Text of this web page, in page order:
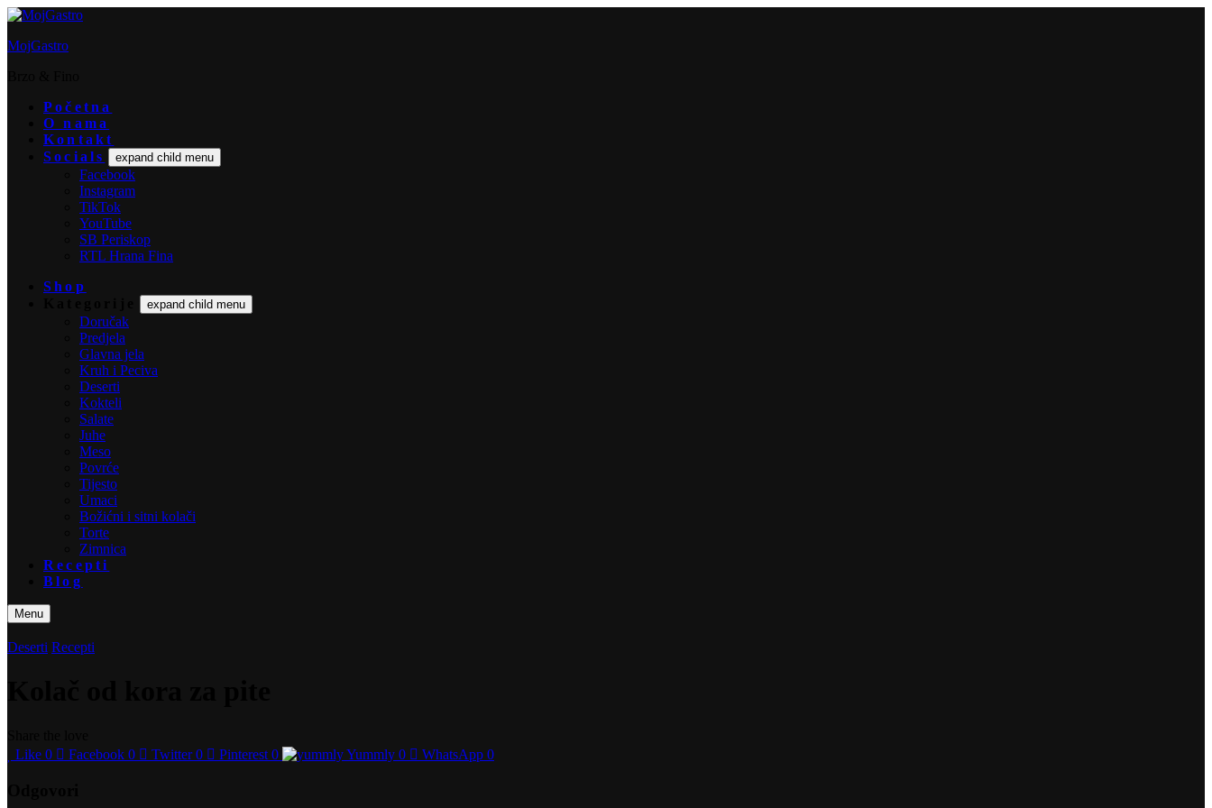
MojGastro
Početna
O nama
Kontakt
Socials
expand child menu
Facebook
Instagram
TikTok
YouTube
SB Periskop
RTL Hrana Fina
Shop
expand child menu
Doručak
Predjela
Glavna jela
Kruh i Peciva
Deserti
Kokteli
Salate
Juhe
Meso
Povrće
Tijesto
Umaci
Božićni i sitni kolači
Torte
Zimnica
Recepti
Blog
Menu
Deserti Recepti
Like 0 Facebook 0 Twitter 0 Pinterest 0 Yummly 0 WhatsApp 0